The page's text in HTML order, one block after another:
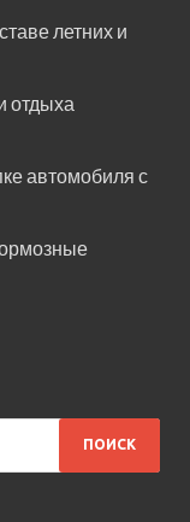
летних и
отдыха
автомобиля с